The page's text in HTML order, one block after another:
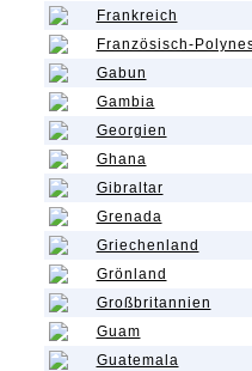
Frankreich
Französisch-
Gabun
Gambia
Georgien
Ghana
Gibraltar
Grenada
Griechenland
Grönland
Großbritannien
Guam
Guatemala